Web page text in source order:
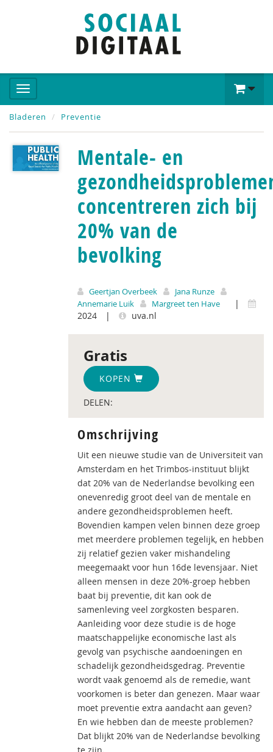
Bladeren Preventie
Mentale- en
concentreren zich bij
20% van de
bevolking
Geertjan Overbeek
Jana Runze
Annemarie Luik
Margreet ten Have
|
2024
| uva.nl
Gratis
KOPEN
DELEN:
Omschrijving
Uit een nieuwe studie van de Universiteit van
Amsterdam en het Trimbos-instituut blijkt
dat 20% van de Nederlandse bevolking een
onevenredig groot deel van de mentale en
andere gezondheidsproblemen heeft.
Bovendien kampen velen binnen deze groep
met meerdere problemen tegelijk, en hebben
zij relatief gezien vaker mishandeling
meegemaakt voor hun 16de levensjaar. Niet
alleen mensen in deze 20%-groep hebben
baat bij preventie, dit kan ook de
samenleving veel zorgkosten besparen.
Aanleiding voor deze studie is de hoge
maatschappelijke economische last als
gevolg van psychische aandoeningen en
schadelijk gezondheidsgedrag. Preventie
wordt vaak genoemd als de remedie, want
voorkomen is beter dan genezen. Maar waar
moet preventie extra aandacht aan geven?
En wie hebben dan de meeste problemen?
Dat blijkt 20% van de Nederlandse bevolking